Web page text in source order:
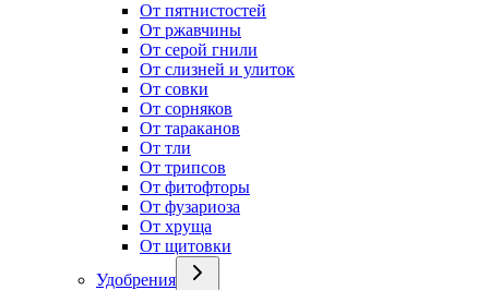
От пятнистостей
От ржавчины
От серой гнили
От слизней и улиток
От совки
От сорняков
От тараканов
От тли
От трипсов
От фитофторы
От фузариоза
От хруща
От щитовки
Удобрения